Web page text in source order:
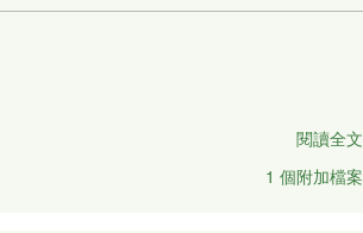
閱讀全文
1 個附加檔案